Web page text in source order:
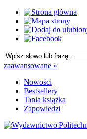
zaawansowane »
Nowości
Bestsellery
Tania książka
Zapowiedzi